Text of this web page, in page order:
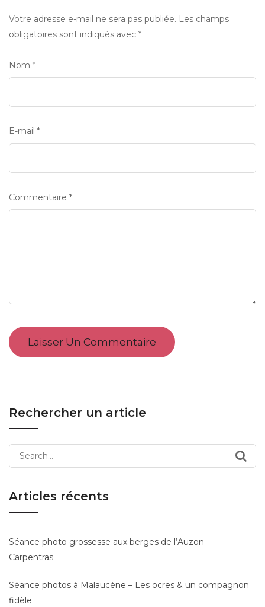
Votre adresse e-mail ne sera pas publiée. Les champs
obligatoires sont indiqués avec *
Nom *
E-mail *
Commentaire *
Rechercher un article
Search
for:
Articles récents
Séance photo grossesse aux berges de l’Auzon –
Carpentras
Séance photos à Malaucène – Les ocres & un compagnon
fidèle